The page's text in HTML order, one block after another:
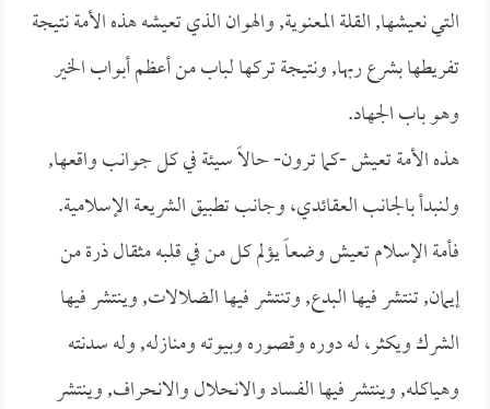
التي نعيشها, القلة المعنوية, والهوان الذي تعيشه هذه الأمة نتيجة
تفريطها بشرع ربها, ونتيجة تركها لباب من أعظم أبواب الخير
وهو باب الجهاد.
هذه الأمة تعيش -كما ترون- حالاً سيئة في كل جوانب واقعها,
ولنبدأ بالجانب العقائدي، وجانب تطبيق الشريعة الإسلامية.
فأمة الإسلام تعيش وضعاً يؤلم كل من في قلبه مثقال ذرة من
إيمان, تنتشر فيها البدع, وتنتشر فيها الضلالات, وينتشر فيها
الشرك ويكثر، له دوره وقصوره وبيوته ومنازله, وله سدنته
وهياكله, وينتشر فيها الفساد والانحلال والانحراف, وينتشر